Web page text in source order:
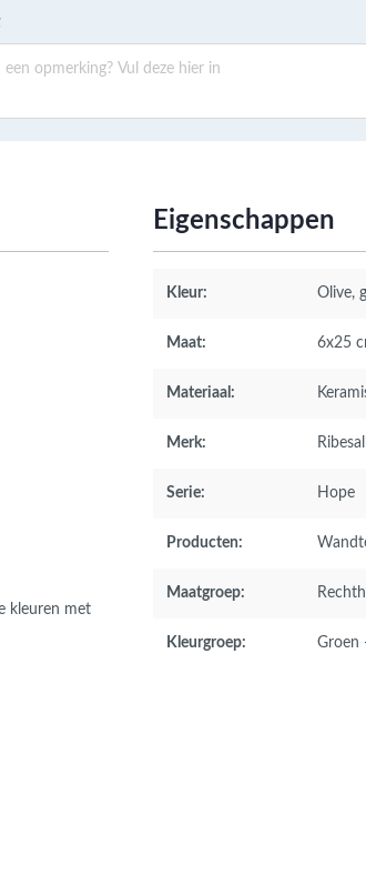
kleuren met
Eigenschappen
Kleur: Olive,
Maat: 6x25
Materiaal:
Merk:
Serie: Hope
Producten:
Maatgroep:
Kleurgroep: Groen